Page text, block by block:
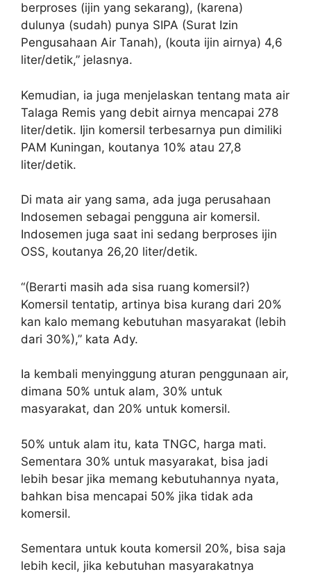
berproses (ijin yang sekarang), (karena)
dulunya (sudah) punya SIPA (Surat Izin
Pengusahaan Air Tanah), (kouta ijin airnya) 4,6
liter/detik,” jelasnya.
Kemudian, ia juga menjelaskan tentang mata air
Talaga Remis yang debit airnya mencapai 278
liter/detik. Ijin komersil terbesarnya pun dimiliki
PAM Kuningan, koutanya 10% atau 27,8
liter/detik.
Di mata air yang sama, ada juga perusahaan
Indosemen sebagai pengguna air komersil.
Indosemen juga saat ini sedang berproses ijin
OSS, koutanya 26,20 liter/detik.
“(Berarti masih ada sisa ruang komersil?)
Komersil tentatip, artinya bisa kurang dari 20%
kan kalo memang kebutuhan masyarakat (lebih
dari 30%),” kata Ady.
Ia kembali menyinggung aturan penggunaan air,
dimana 50% untuk alam, 30% untuk
masyarakat, dan 20% untuk komersil.
50% untuk alam itu, kata TNGC, harga mati.
Sementara 30% untuk masyarakat, bisa jadi
lebih besar jika memang kebutuhannya nyata,
bahkan bisa mencapai 50% jika tidak ada
komersil.
Sementara untuk kouta komersil 20%, bisa saja
lebih kecil, jika kebutuhan masyarakatnya